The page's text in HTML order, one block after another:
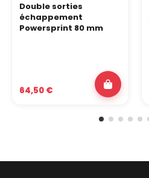
Double sorties
échappement
Powersprint 80 mm
64,50 €